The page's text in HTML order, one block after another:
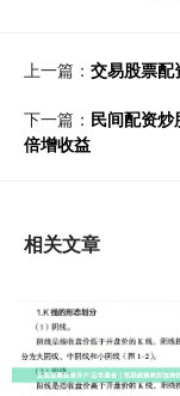
上一篇： 交易股票配
下一篇： 民间配资
倍增收益
相关文章